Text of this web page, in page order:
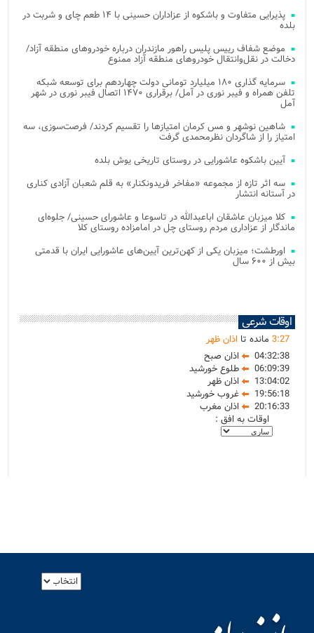
پذیرایی متفاوت و باشکوه از عزاداران حسینی با ۱۴ طعم چای و شربت در
بلده
موضع شفاف رییس پلیس راهور مازندران درباره خودروهای منطقه آزاد/
دخالت در نقل‌وانتقال خودروهای منطقه آزاد ممنوع
سرمایه گذاری ۱۸۰ میلیارد تومانی دولت چهاردهم برای توسعه شبکه
تلفن همراه و فیبر نوری در آمل/ برقراری ۱۴۷۰ اتصال فیبر نوری در شهر
آمل
شاهین نوشهر و مس کرمان امتیازها را تقسیم کردند/ فرصت‌سوزی، سه
امتیاز را از شاگردان نظرمحمدی گرفت
آیین باشکوه عاشورایی در روستای تاریخی یوش بلده
سه اثر تازه از مجموعه «مفاخر فریدونکنار» به قلم شعبان آزادی کناری
در آستانه انتشار
کلا میزبان عاشقان اباعبدالله در تاسوعا و عاشورای حسینی/ جلوه‌ای
ماندگار از عزاداری مردم روستای چل در امامزاده روستای کلا
اورطشت؛ میزبان یکی از کهن‌ترین آیین‌های عاشورایی ایران با قدمتی
بیش از ۶۰۰ سال
اوقات شرعی
3:27 مانده تااذان ظهر
04:32:38
اذان صبح
06:09:39
طلوع خورشید
13:04:02
اذان ظهر
19:56:18
غروب خورشید
20:16:33
اذان مغرب
اوقات به افق :